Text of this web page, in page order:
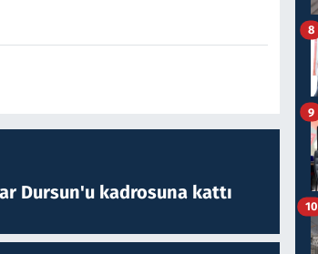
Dursun'u kadrosuna kattı
8
9
10